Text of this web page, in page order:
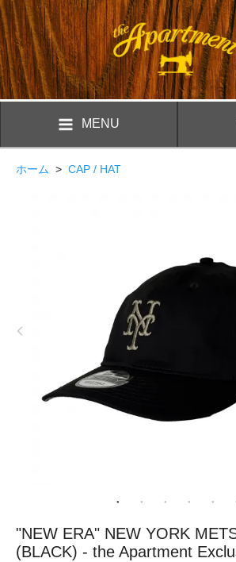
MENU
ホーム > CAP / HAT
"NEW ERA" NEW YORK
(BLACK) - the Apartment